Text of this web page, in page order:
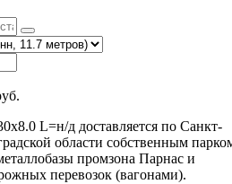
L=н/д доставляется по Санкт-
области собственным
промзона Парнас и
перевозок (вагонами).